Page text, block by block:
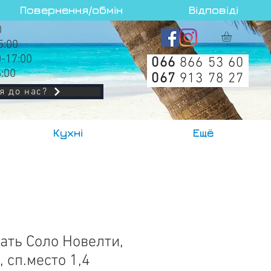
Повернення/обмін Відповіді
17:00
до нас?
066 866 53 60
067 913 78 27
Кухні Ещё
Соло Новелти,
сп.место 1,4